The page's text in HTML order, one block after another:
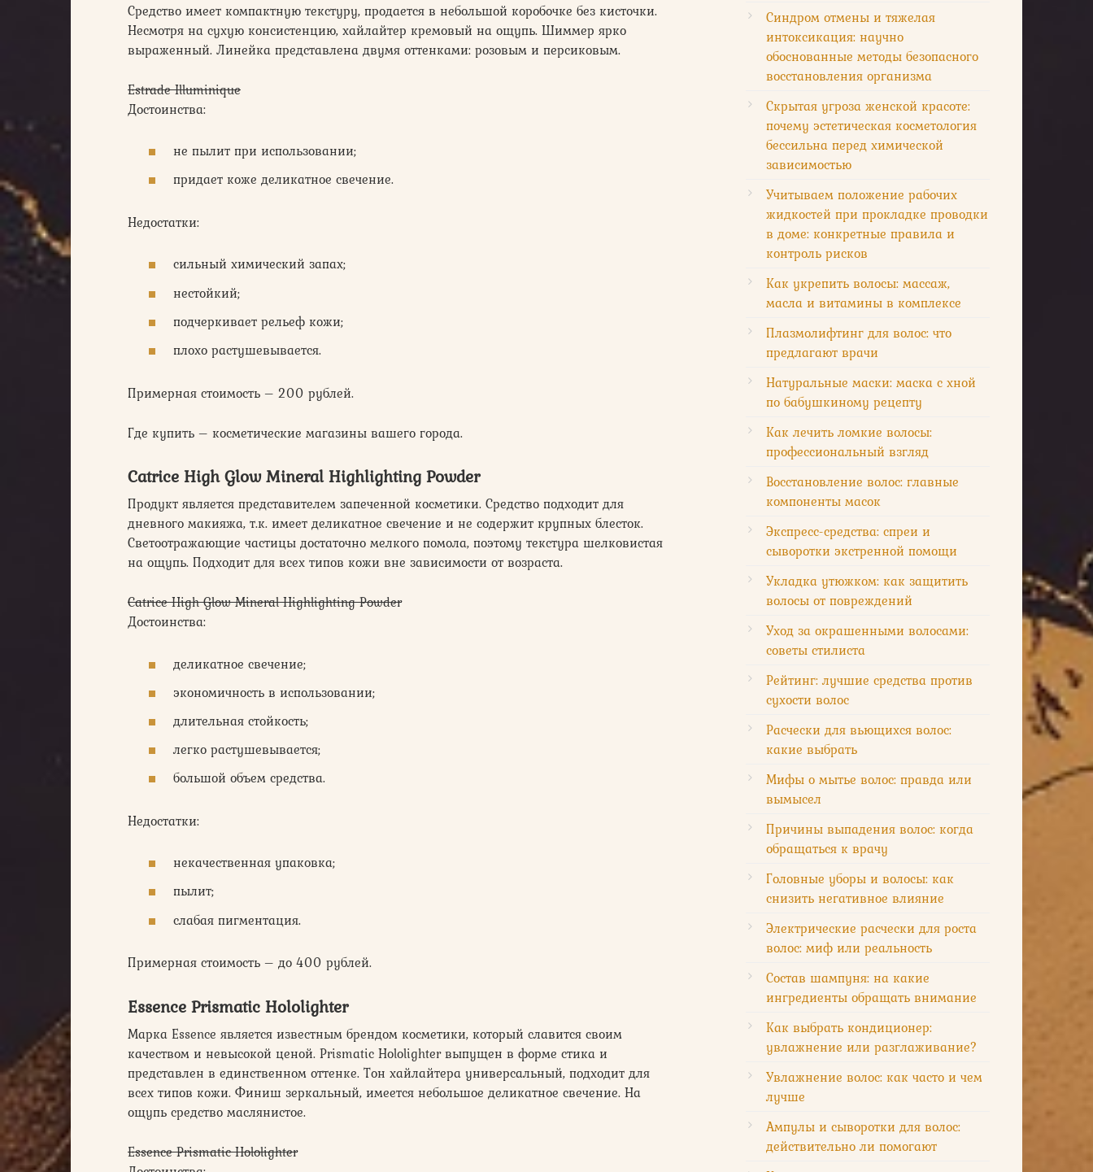
Средство имеет компактную текстуру, продается в небольшой коробочке без кисточки.
Несмотря на сухую консистенцию, хайлайтер кремовый на ощупь. Шиммер ярко
выраженный. Линейка представлена двумя оттенками: розовым и персиковым.
Estrade Illuminique
Достоинства:
не пылит при использовании;
придает коже деликатное свечение.
Недостатки:
сильный химический запах;
нестойкий;
подчеркивает рельеф кожи;
плохо растушевывается.
Примерная стоимость – 200 рублей.
Где купить – косметические магазины вашего города.
Catrice High Glow Mineral Highlighting Powder
Продукт является представителем запеченной косметики. Средство подходит для
дневного макияжа, т.к. имеет деликатное свечение и не содержит крупных блесток.
Светоотражающие частицы достаточно мелкого помола, поэтому текстура шелковистая
на ощупь. Подходит для всех типов кожи вне зависимости от возраста.
Catrice High Glow Mineral Highlighting Powder
Достоинства:
деликатное свечение;
экономичность в использовании;
длительная стойкость;
легко растушевывается;
большой объем средства.
Недостатки:
некачественная упаковка;
пылит;
слабая пигментация.
Примерная стоимость – до 400 рублей.
Essence Prismatic Hololighter
Марка Essence является известным брендом косметики, который славится своим
качеством и невысокой ценой. Prismatic Hololighter выпущен в форме стика и
представлен в единственном оттенке. Тон хайлайтера универсальный, подходит для
всех типов кожи. Финиш зеркальный, имеется небольшое деликатное свечение. На
ощупь средство маслянистое.
Essence Prismatic Hololighter
Синдром отмены и тяжелая
интоксикация: научно
обоснованные методы безопасного
восстановления организма
Скрытая угроза женской красоте:
почему эстетическая косметология
бессильна перед химической
зависимостью
Учитываем положение рабочих
жидкостей при прокладке проводки
в доме: конкретные правила и
контроль рисков
Как укрепить волосы: массаж,
масла и витамины в комплексе
Плазмолифтинг для волос: что
предлагают врачи
Натуральные маски: маска с хной
по бабушкиному рецепту
Как лечить ломкие волосы:
профессиональный взгляд
Восстановление волос: главные
компоненты масок
Экспресс-средства: спреи и
сыворотки экстренной помощи
Укладка утюжком: как защитить
волосы от повреждений
Уход за окрашенными волосами:
советы стилиста
Рейтинг: лучшие средства против
сухости волос
Расчески для вьющихся волос:
какие выбрать
Мифы о мытье волос: правда или
вымысел
Причины выпадения волос: когда
обращаться к врачу
Головные уборы и волосы: как
снизить негативное влияние
Электрические расчески для роста
волос: миф или реальность
Состав шампуня: на какие
ингредиенты обращать внимание
Как выбрать кондиционер:
увлажнение или разглаживание?
Увлажнение волос: как часто и чем
лучше
Ампулы и сыворотки для волос:
действительно ли помогают